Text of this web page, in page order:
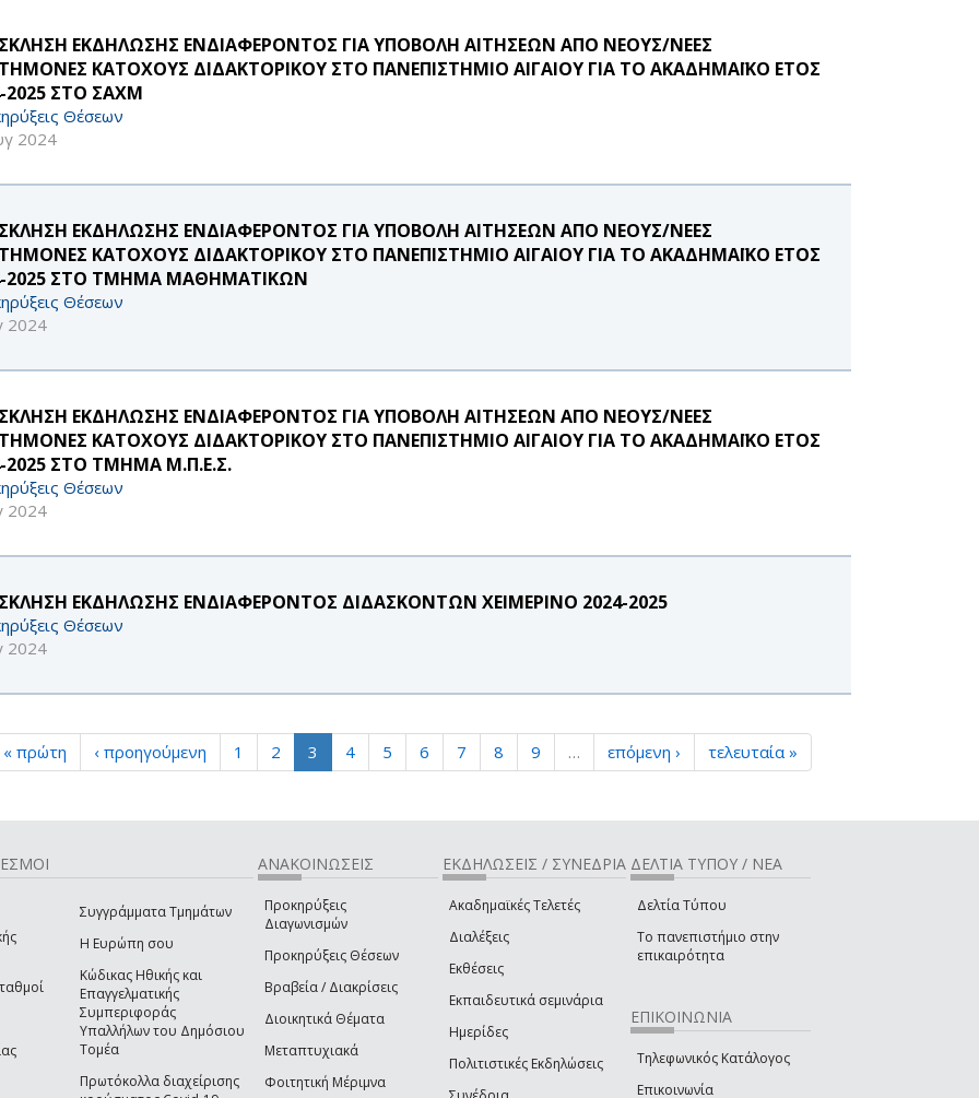
ΕΚΔΗΛΩΣΗΣ ΕΝΔΙΑΦΕΡΟΝΤΟΣ ΓΙΑ ΥΠΟΒΟΛΗ ΑΙΤΗΣΕΩΝ ΑΠΟ ΝΕΟΥΣ/ΝΕΕΣ
ΚΑΤΟΧΟΥΣ ΔΙΔΑΚΤΟΡΙΚΟΥ ΣΤΟ ΠΑΝΕΠΙΣΤΗΜΙΟ ΑΙΓΑΙΟΥ ΓΙΑ ΤΟ ΑΚΑΔΗΜΑΪΚΟ ΕΤΟΣ
2025 ΣΤΟ ΣΑΧΜ
Θέσεων
2024
ΕΚΔΗΛΩΣΗΣ ΕΝΔΙΑΦΕΡΟΝΤΟΣ ΓΙΑ ΥΠΟΒΟΛΗ ΑΙΤΗΣΕΩΝ ΑΠΟ ΝΕΟΥΣ/ΝΕΕΣ
ΚΑΤΟΧΟΥΣ ΔΙΔΑΚΤΟΡΙΚΟΥ ΣΤΟ ΠΑΝΕΠΙΣΤΗΜΙΟ ΑΙΓΑΙΟΥ ΓΙΑ ΤΟ ΑΚΑΔΗΜΑΪΚΟ ΕΤΟΣ
2025 ΣΤΟ ΤΜΗΜΑ MΑΘΗΜΑΤΙΚΩΝ
Θέσεων
2024
ΕΚΔΗΛΩΣΗΣ ΕΝΔΙΑΦΕΡΟΝΤΟΣ ΓΙΑ ΥΠΟΒΟΛΗ ΑΙΤΗΣΕΩΝ ΑΠΟ ΝΕΟΥΣ/ΝΕΕΣ
ΚΑΤΟΧΟΥΣ ΔΙΔΑΚΤΟΡΙΚΟΥ ΣΤΟ ΠΑΝΕΠΙΣΤΗΜΙΟ ΑΙΓΑΙΟΥ ΓΙΑ ΤΟ ΑΚΑΔΗΜΑΪΚΟ ΕΤΟΣ
2025 ΣΤΟ ΤΜΗΜΑ Μ.Π.Ε.Σ.
Θέσεων
2024
ΕΚΔΗΛΩΣΗΣ ΕΝΔΙΑΦΕΡΟΝΤΟΣ ΔΙΔΑΣΚΟΝΤΩΝ ΧΕΙΜΕΡΙΝΟ 2024-2025
Θέσεων
2024
« πρώτη ‹ προηγούμενη 1 2 3 4 5 6 7 8 9 … επόμενη › τελευταία »
Συγγράμματα Τμημάτων
Η Ευρώπη σου
Κώδικας Ηθικής και
Επαγγελματικής
Συμπεριφοράς
Υπαλλήλων του Δημόσιου
Τομέα
Πρωτόκολλα διαχείρισης
ΑΝΑΚΟΙΝΩΣΕΙΣ
Προκηρύξεις
Διαγωνισμών
Προκηρύξεις Θέσεων
Βραβεία / Διακρίσεις
Διοικητικά Θέματα
Μεταπτυχιακά
Φοιτητική Μέριμνα
ΕΚΔΗΛΩΣΕΙΣ / ΣΥΝΕΔΡΙΑ
Ακαδημαϊκές Τελετές
Διαλέξεις
Εκθέσεις
Εκπαιδευτικά σεμινάρια
Ημερίδες
Πολιτιστικές Εκδηλώσεις
ΔΕΛΤΙΑ ΤΥΠΟΥ / ΝΕΑ
Δελτία Τύπου
Το πανεπιστήμιο στην
επικαιρότητα
ΕΠΙΚΟΙΝΩΝΙΑ
Τηλεφωνικός Κατάλογος
Επικοινωνία